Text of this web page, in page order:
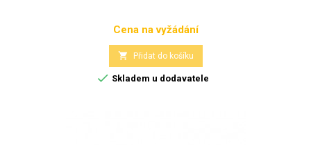
Cena
Cena na vyžádání
 Přidat do košíku
 Skladem u dodavatele